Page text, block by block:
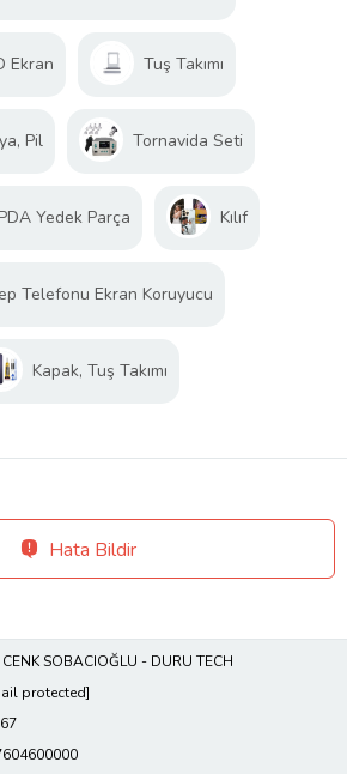
Ekran Tuş Takımı
Pil Tornavida Seti
Yedek Parça Kılıf
Telefonu Ekran Koruyucu
Kapak, Tuş Takımı
Hata Bildir
SOBACIOĞLU - DURU TECH
protected]